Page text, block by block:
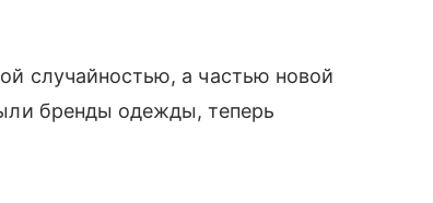
случайностью, а частью новой
бренды одежды, теперь